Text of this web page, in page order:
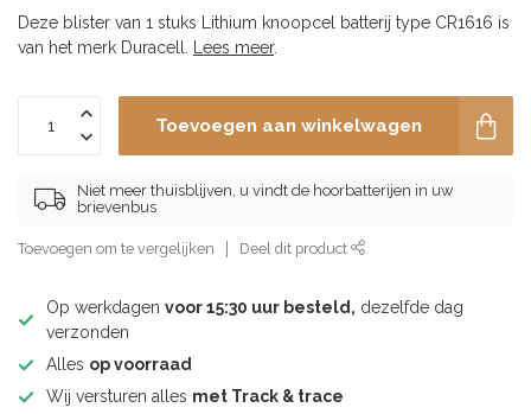
Deze blister van 1 stuks Lithium knoopcel batterij type CR1616 is
van het merk Duracell.
Lees meer.
Toevoegen aan winkelwagen
Niet meer thuisblijven, u vindt de hoorbatterijen in uw
brievenbus
Toevoegen om te vergelijken Deel dit product
Op werkdagen voor 15:30 uur besteld, dezelfde dag
verzonden
Alles op voorraad
Wij versturen alles met Track & trace